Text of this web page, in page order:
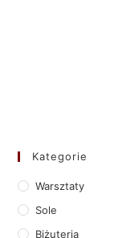
Kategorie
Warsztaty
Sole
Biżuteria